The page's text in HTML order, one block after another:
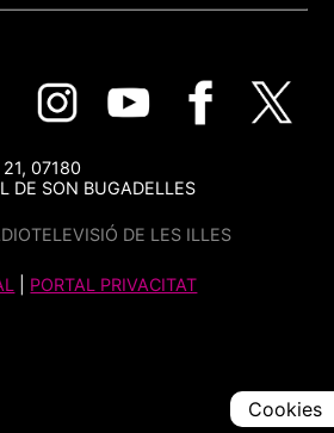
21, 07180
DE SON BUGADELLES
DE LES ILLES
PORTAL PRIVACITAT
Cookies